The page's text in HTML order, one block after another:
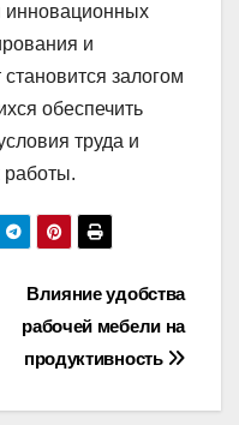
инновационных
и
залогом
обеспечить
труда и
работы.
Влияние удобства
рабочей мебели на
продуктивность